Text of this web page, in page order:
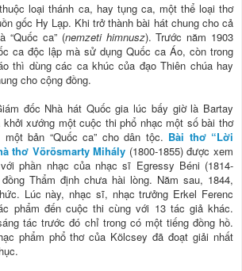
loại thánh ca, hay tụng ca, một thể loại thơ
gốc Hy Lạp. Khi trở thành bài hát chung cho cả
“Quốc ca” (nemzeti himnusz). Trước năm 1903
ca độc lập mà sử dụng Quốc ca Áo, còn trong
thì dùng các ca khúc của đạo Thiên chúa hay
cho cộng đồng.
đốc Nhà hát Quốc gia lúc bấy giờ là Bartay
khởi xướng một cuộc thi phổ nhạc một số bài thơ
bản “Quốc ca” cho dân tộc. Bài thơ “Lời
thơ Vörösmarty Mihály (1800-1855) được xem
phần nhạc của nhạc sĩ Egressy Béni (1814-
Thẩm định chưa hài lòng. Năm sau, 1844,
Lúc này, nhạc sĩ, nhạc trưởng Erkel Ferenc
phẩm đến cuộc thi cùng với 13 tác giả khác.
tác trước đó chỉ trong có một tiếng đồng hồ.
phẩm phổ thơ của Kölcsey đã đoạt giải nhất